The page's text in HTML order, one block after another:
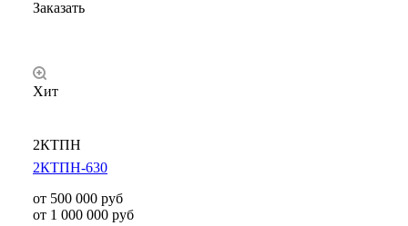
Заказать
Хит
2КТПН
2КТПН-630
от 500 000 руб
от 1 000 000 руб